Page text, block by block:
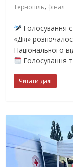
Тернопіль, фінал
Голосування
«Дія»
Національного
Голосування
Читати далі